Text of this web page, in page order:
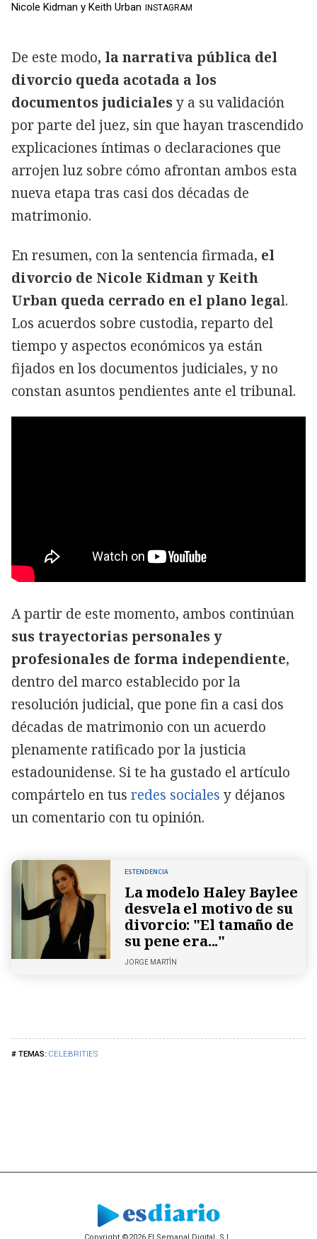
CELEBRITIES
Nicole Kidman y Keith Urban INSTAGRAM
De este modo, la narrativa pública del
divorcio queda acotada a los
documentos judicialesy a su validación
por parte del juez, sin que hayan trascendido
explicaciones íntimas o declaraciones que
arrojen luz sobre cómo afrontan ambos esta
nueva etapa tras casi dos décadas de
matrimonio.
En resumen, con la sentencia firmada, el
divorcio de Nicole Kidman y Keith
Urban queda cerrado en el plano legal.
Los acuerdos sobre custodia, reparto del
tiempo y aspectos económicos ya están
fijados en los documentos judiciales, y no
constan asuntos pendientes ante el tribunal.
A partir de este momento, ambos continúan
sus trayectorias personales y
profesionales de forma independiente,
dentro del marco establecido por la
resolución judicial, que pone fin a casi dos
décadas de matrimonio con un acuerdo
plenamente ratificado por la justicia
estadounidense. Si te ha gustado el artículo
compártelo en tus redes sociales y déjanos
un comentario con tu opinión.
ESTENDENCIA
La modelo Haley Baylee
desvela el motivo de su
divorcio: "El tamaño de
su pene era..."
JORGE MARTÍN